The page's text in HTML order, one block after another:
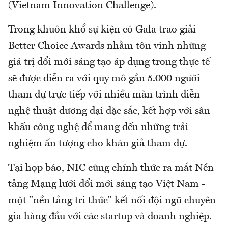
(Vietnam Innovation Challenge).
Trong khuôn khổ sự kiện có Gala trao giải
Better Choice Awards nhằm tôn vinh những
giá trị đổi mới sáng tạo áp dụng trong thực tế
sẽ được diễn ra với quy mô gần 5.000 người
tham dự trực tiếp với nhiều màn trình diễn
nghệ thuật đương đại đặc sắc, kết hợp với sân
khấu công nghệ để mang đến những trải
nghiệm ấn tượng cho khán giả tham dự.
Tại họp báo, NIC cũng chính thức ra mắt Nền
tảng Mạng lưới đổi mới sáng tạo Việt Nam -
một "nền tảng tri thức" kết nối đội ngũ chuyên
gia hàng đầu với các startup và doanh nghiệp.